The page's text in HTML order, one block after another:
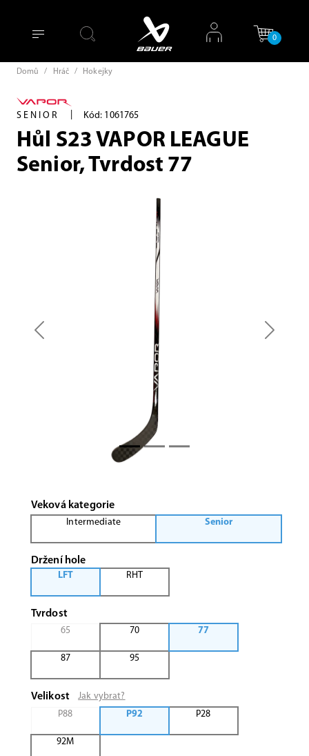
0
Domů / Hráč / Hokejky
SENIOR Kód: 1061765
Hůl S23 VAPOR LEAGUE
Senior, Tvrdost 77
Previous Next
Veková kategorie
Intermediate Senior
Držení hole
LFT RHT
Tvrdost
65 70 77
87 95
Velikost
Jak vybrat?
P88
P92 P28
92M